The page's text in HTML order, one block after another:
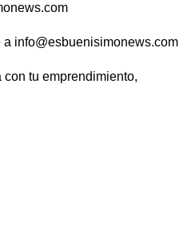
info@esbuenisimonews.com
tu emprendimiento,